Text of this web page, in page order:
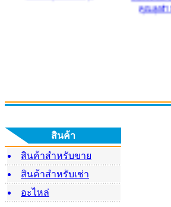
ศักยภาพ การติดตั้งพัดลม
ไอน้ำ
สินค้า
สินค้าสำหรับขาย
สินค้าสำหรับเช่า
อะไหล่